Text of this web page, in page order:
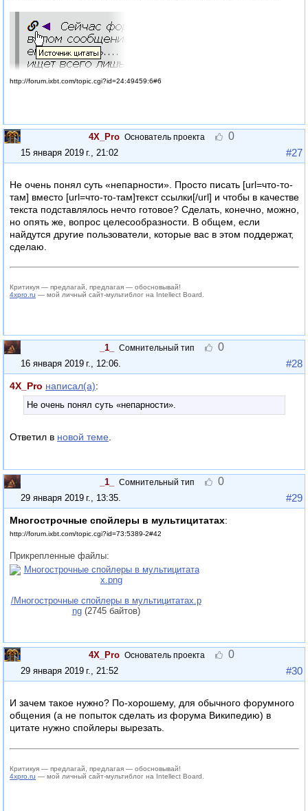
http://forum.ixbt.com/topic.cgi?id=24:49459:6#6
4X_Pro Основатель проекта 0
15 января 2019 г., 21:02 #27
Не очень понял суть «непарности». Просто писать [url=что-то-
там] вместо [url=что-то-там]текст ссылки[/url] и чтобы в качестве
текста подставлялось нечто готовое? Сделать, конечно, можно,
но опять же, вопрос целесообразности. В общем, если
найдутся другие пользователи, которые вас в этом поддержат,
сделаю.
Критикуя — предлагай, предлагая — обосновывай!
4xpro.ru — мой личный сайт-мультиблог на Intellect Board.
_1_ Сомнительный тип 0
16 января 2019 г., 12:06 #28
4X_Pro написал(а):
Не очень понял суть «непарности».
Ответил в новой теме
_1_ Сомнительный тип 0
29 января 2019 г., 13:35. #29
Многострочные спойлеры в мультицитатах:
http://forum.ixbt.com/topic.cgi?id=73:5389-2#42
Прикрепленные файлы:
/Многострочные спойлеры в мультицитатах.p
ng(2745 байтов)
4X_Pro Основатель проекта 0
29 января 2019 г., 21:52 #30
И зачем такое нужно? По-хорошему, для обычного форумного
общения (а не попыток сделать из форума Википедию) в
цитате нужно спойлеры вырезать.
Критикуя — предлагай, предлагая — обосновывай!
4xpro.ru — мой личный сайт-мультиблог на Intellect Board.